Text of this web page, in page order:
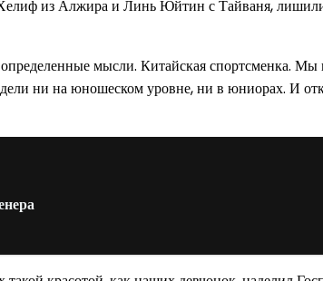
из Алжира и Линь Юйтин с Тайваня,
мысли. Китайская спортсменка.
ни на юношеском уровне, ни в юниорах. И